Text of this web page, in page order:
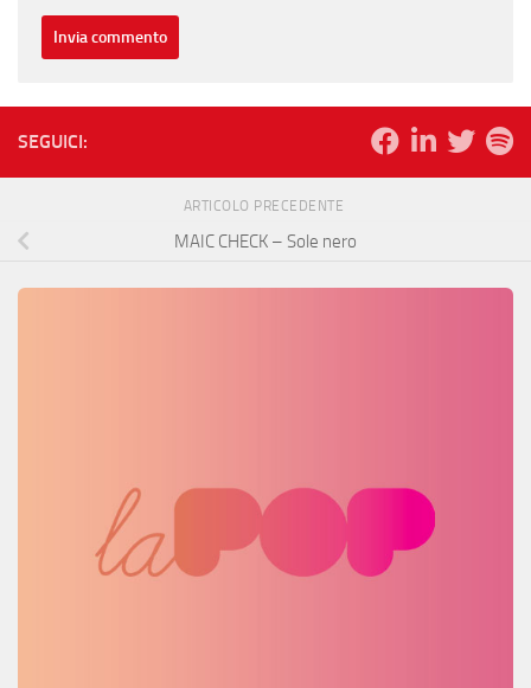
SEGUICI:
ARTICOLO PRECEDENTE
MAIC CHECK – Sole nero